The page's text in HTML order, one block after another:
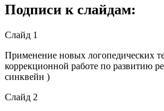
Подписи к слайдам:
Слайд 1
Применение новых логопедических
коррекционной работе по развитию
синквейн )
Слайд 2